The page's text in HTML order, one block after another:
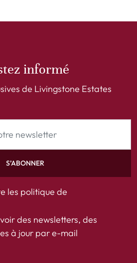
informé
de Livingstone Estates
S’ABONNER
les politique de
des newsletters, des
à jour par e-mail